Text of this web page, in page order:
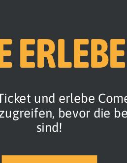
und erlebe
bevor die
sind!